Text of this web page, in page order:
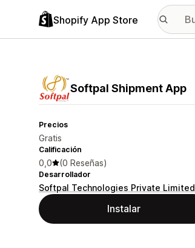
Shopify App Store
Softpal Shipment App
Precios
Gratis
Calificación
0,0 (0 Reseñas)
Desarrollador
Softpal Technologies Private Limited
Instalar